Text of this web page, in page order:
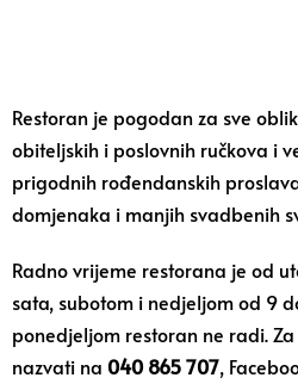
Restoran je pogodan za sve
obiteljskih i poslovnih ručkova i
prigodnih rođendanskih
domjenaka i manjih svadbenih
Radno vrijeme restorana je od
sata, subotom i nedjeljom od 9
ponedjeljom restoran ne radi.
nazvati na 040 865 707,